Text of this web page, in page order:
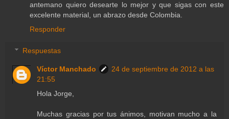
antemano quiero desearte lo mejor y que sigas con este
excelente material, un abrazo desde Colombia.
Responder
Respuestas
Víctor Manchado
24 de septiembre de 2012 a las
21:55
Hola Jorge,
Muchas gracias por tus ánimos, motivan mucho a la